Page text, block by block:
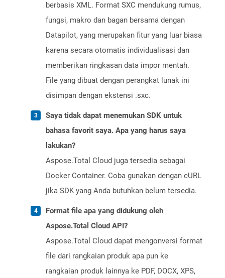
berbasis XML. Format SXC mendukung rumus,
fungsi, makro dan bagan bersama dengan
Datapilot, yang merupakan fitur yang luar biasa
karena secara otomatis individualisasi dan
memberikan ringkasan data impor mentah.
File yang dibuat dengan perangkat lunak ini
disimpan dengan ekstensi .sxc.
Saya tidak dapat menemukan SDK untuk
bahasa favorit saya. Apa yang harus saya
lakukan?
Aspose.Total Cloud juga tersedia sebagai
Docker Container. Coba gunakan dengan cURL
jika SDK yang Anda butuhkan belum tersedia.
Format file apa yang didukung oleh
Aspose.Total Cloud API?
Aspose.Total Cloud dapat mengonversi format
file dari rangkaian produk apa pun ke
rangkaian produk lainnya ke PDF, DOCX, XPS,